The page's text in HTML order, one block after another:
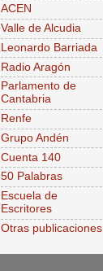
ACEN
Valle de Alcudia
Leonardo Barriada
Radio Aragón
Parlamento de
Cantabria
Renfe
Grupo Andén
Cuenta 140
50 Palabras
Escuela de
Escritores
Otras publicaciones